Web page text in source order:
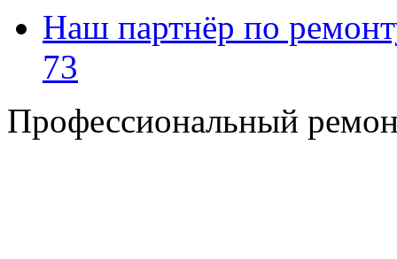
Наш партнёр по
73
Профессиональный